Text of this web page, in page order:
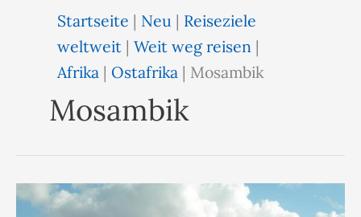
Startseite | Neu | Reiseziele
weltweit |Weit weg reisen |
Afrika | Ostafrika | Mosambik
Mosambik